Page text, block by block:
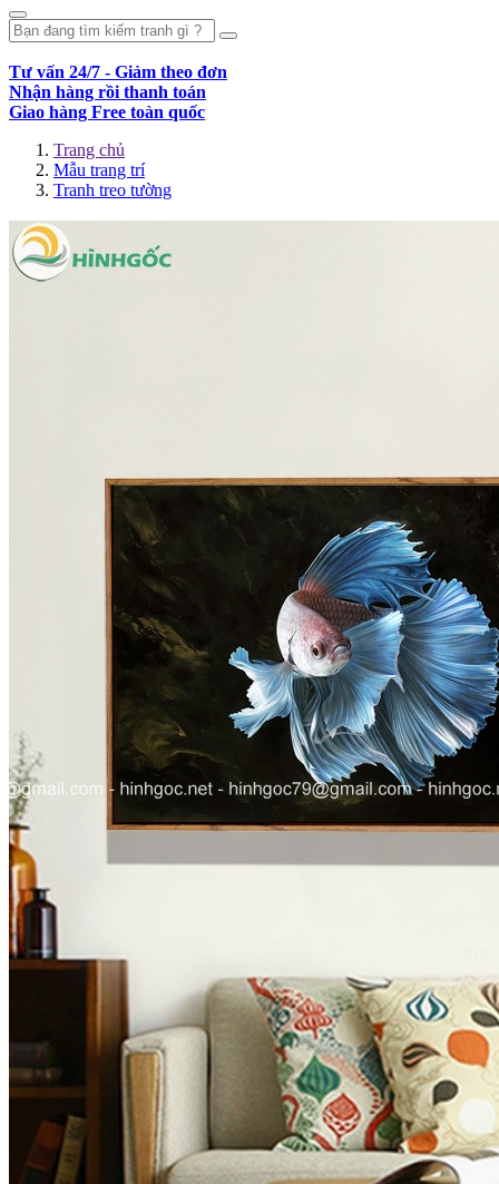
Tư vấn 24/7 - Giảm theo đơn
Nhận hàng rồi thanh toán
Giao hàng Free toàn quốc
Trang chủ
Mẫu trang trí
Tranh treo tường